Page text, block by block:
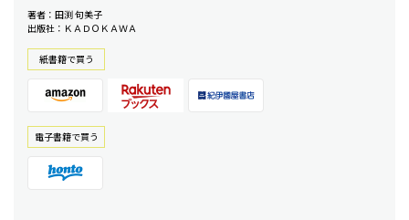
著者：田渕 句美子
出版社：ＫＡＤＯＫＡＷＡ
紙書籍で買う
電⼦書籍で買う